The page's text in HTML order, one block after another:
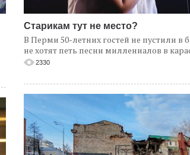
Старикам тут не место?
В Перми 50-летних гостей не пустили в
не хотят петь песни миллениалов в
2330